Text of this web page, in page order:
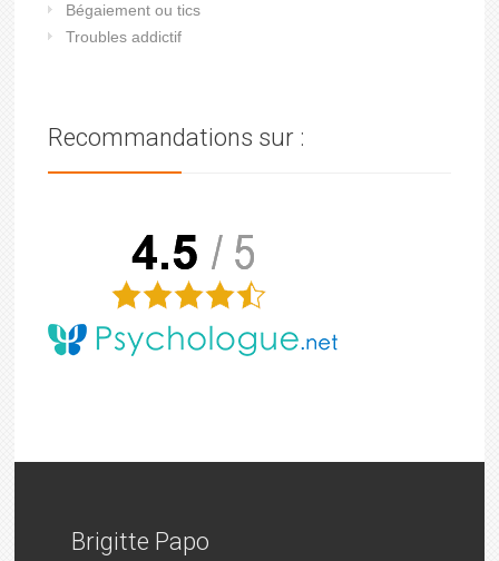
Bégaiement ou tics
Troubles addictif
Recommandations sur :
Brigitte Papo